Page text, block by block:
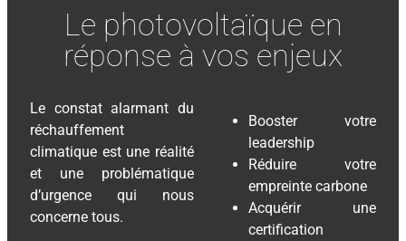
Le photovoltaïque en
réponse à vos enjeux
Le constat alarmant du
réchauffement
climatique est une réalité
et une problématique
d’urgence qui nous
concerne tous.
Booster votre
leadership
Réduire votre
empreinte carbone
Acquérir une
certification